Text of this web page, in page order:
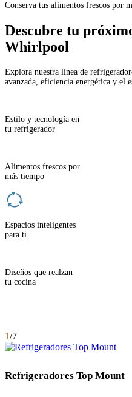
Conserva tus alimentos frescos por
Descubre tu
Whirlpool
Explora nuestra línea de
avanzada, eficiencia energética y el
Estilo y tecnología en
tu refrigerador
Alimentos frescos por
más tiempo
Espacios inteligentes
para ti
Diseños que realzan
tu cocina
1/7
Refrigeradores Top Mount